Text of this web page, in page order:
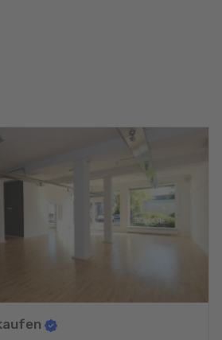
Sur le marché de Dubai
parlons : Français, Anglais, Italien,